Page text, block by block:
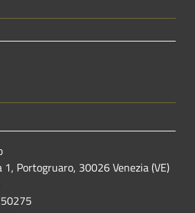
1, Portogruaro, 30026 Venezia (VE)